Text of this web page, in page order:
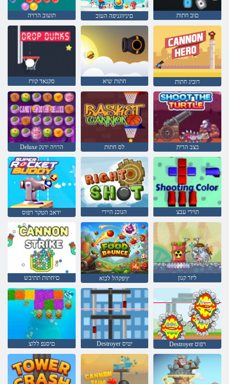
תועוב הרויה םיניווגניפה העוב םוב חתות
סקנאד קורז חתות שיא רוביג חתות
Deluxe הרויה ידנק לס חתות בצב הרית
ידאב הטקר רפוס הנוכנ היירי תוירי עבצ
םיחתות תתיבש ץיפקהל לכוא ליזר קנון
םיסנפ ללוצ Destroyer יטיס Destroyer רפוס